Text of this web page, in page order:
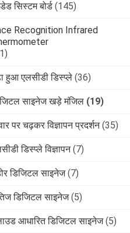
सिस्टम बोर्ड (145)
Recognition Infrared
हुआ एलसीडी डिस्प्ले (36)
साइनेज खड़े मंजिल (19)
पर चढ़कर विज्ञापन प्रदर्शन (35)
डिस्प्ले विज्ञापन (7)
डिजिटल साइनेज (7)
डिजिटल साइनेज (5)
आधारित डिजिटल साइनेज (5)